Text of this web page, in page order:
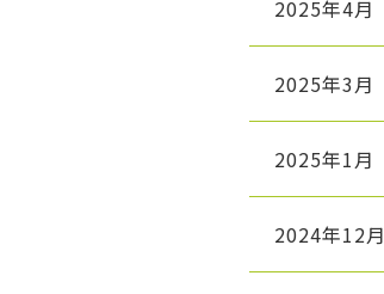
2025年4月
2025年3月
2025年1月
2024年12月